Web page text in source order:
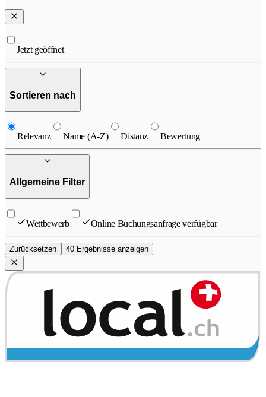
Jetzt geöffnet
Sortieren nach
Relevanz Name (A-Z) Distanz Bewertung
Allgemeine Filter
Wettbewerb Online Buchungsanfrage verfügbar
Zurücksetzen 40 Ergebnisse anzeigen